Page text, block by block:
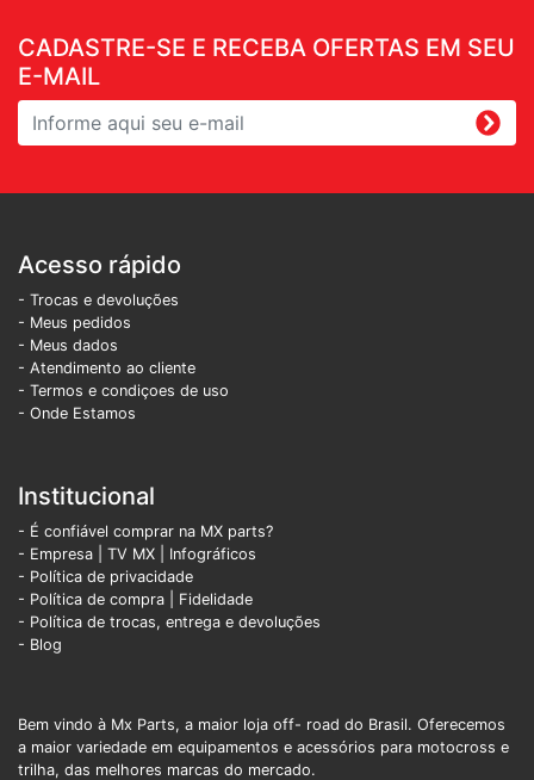
CADASTRE-SE E RECEBA OFERTAS EM SEU
E-MAIL
Acesso rápido
- Trocas e devoluções
- Meus pedidos
- Meus dados
- Atendimento ao cliente
- Termos e condiçoes de uso
- Onde Estamos
Institucional
- É confiável comprar na MX parts?
- Empresa
TV MX
Infográficos
- Política de privacidade
- Política de compra | Fidelidade
- Política de trocas, entrega e devoluções
- Blog
Bem vindo à Mx Parts, a maior loja off- road do Brasil. Oferecemos
a maior variedade em equipamentos e acessórios para motocross e
trilha, das melhores marcas do mercado.